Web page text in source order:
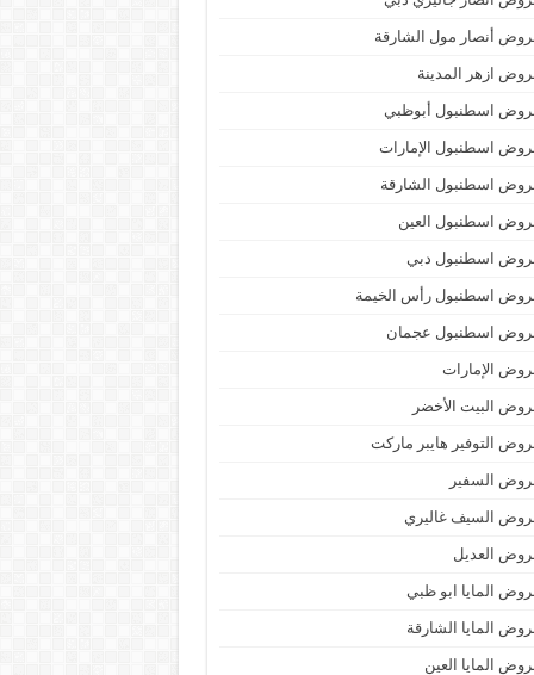
أنصار مول الشارقة
ازهر المدينة
اسطنبول أبوظبي
اسطنبول الإمارات
اسطنبول الشارقة
اسطنبول العين
اسطنبول دبي
اسطنبول رأس الخيمة
اسطنبول عجمان
الإمارات
البيت الأخضر
التوفير هايبر ماركت
السفير
السيف غاليري
العديل
المايا ابو ظبي
المايا الشارقة
المايا العين